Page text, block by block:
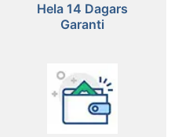
Hela 14 Dagars
Garanti